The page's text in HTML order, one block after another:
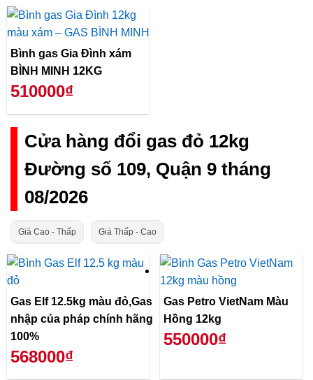
Bình gas Gia Đình xám
BÌNH MINH 12KG
510000₫
Cửa hàng đổi gas đỏ 12kg
Đường số 109, Quận 9 tháng
08/2026
Giá Cao - Thấp Giá Thấp - Cao
Gas Elf 12.5kg màu đỏ,Gas
nhập của pháp chính hãng
100%
568000₫
Gas Petro VietNam Màu
Hồng 12kg
550000₫